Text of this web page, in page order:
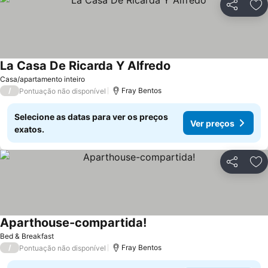
Partilhar
Casa/apartamento inteiro
La Casa De Ricarda Y Alfredo
/ Pontuação não disponível Fray Bentos
Selecione as datas para ver os preços
exatos.
Ver preços
Partilhar
Bed & Breakfast
Aparthouse-compartida!
/ Pontuação não disponível Fray Bentos